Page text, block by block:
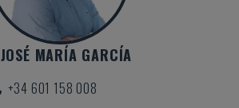
JOSÉ MARÍA GARCÍA
+34 601 158 008